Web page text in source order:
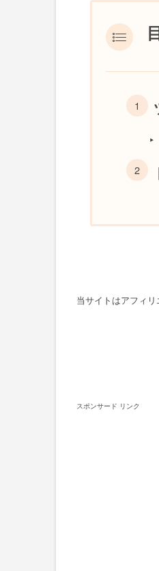
当サイトはアフィ
スポンサード リンク